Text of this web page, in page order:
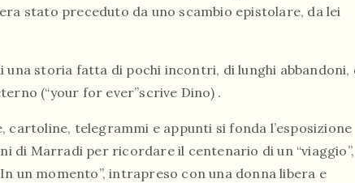
stato preceduto da uno scambio epistolare, da lei
storia fatta di pochi incontri, di lunghi abbandoni,
(“your for ever”scrive Dino) .
telegrammi e appunti si fonda l’esposizione
di Marradi per ricordare il centenario di un “viaggio”,
un momento”, intrapreso con una donna libera e